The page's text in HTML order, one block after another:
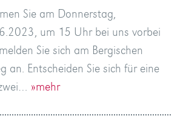
Sie am Donnerstag,
um 15 Uhr bei uns vorbei
Sie sich am Bergischen
an. Entscheiden Sie sich für eine
»mehr